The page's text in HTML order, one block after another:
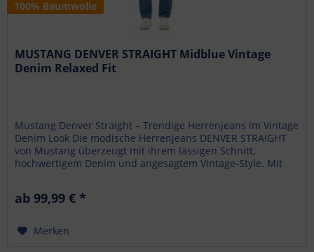
100% Baumwolle
MUSTANG DENVER STRAIGHT Midblue Vintage
Denim Relaxed Fit
Mustang Denver Straight – Trendige Herrenjeans im Vintage
Denim Look Die modische Herrenjeans DENVER STRAIGHT
von Mustang überzeugt mit ihrem lässigen Schnitt,
hochwertigem Denim und angesagtem Vintage-Style. Mit
ab 99,99 € *
Merken